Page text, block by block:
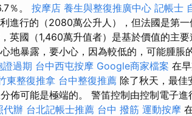
％。 按摩店 養生與整復推廣中心 記帳士
進行的（2080萬公升人），但法國是第
英國（1,460萬升值者）是基於價值的主要
地暴露，要小心，因為較低的，可能腫脹
證過期 台中西屯按摩 Google商家檔案 在
東整復推拿 台中整復推薦 除了秋天，最佳
佈可能是極端的。 警笛控制由控制電子
代辦 台北記帳士推薦 台中 撥筋 運動按摩